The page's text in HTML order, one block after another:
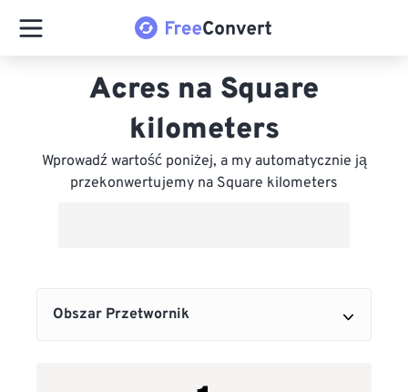
Acres na Square
kilometers
Wprowadź wartość poniżej, a my automatycznie ją
przekonwertujemy na Square kilometers